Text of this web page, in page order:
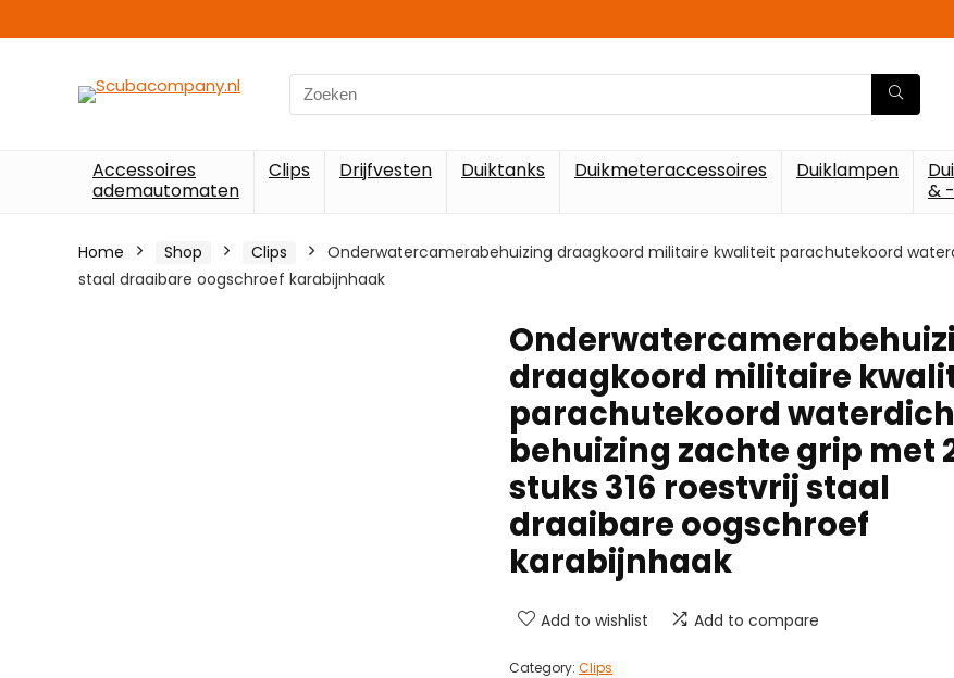
Search
for:
Accessoires
ademautomaten
Clips Drijfvesten Duiktanks Duikmeteraccessoires Duiklampen
&
Home Shop Clips
Onderwatercamerabehuizing draagkoord militaire kwaliteit parachutekoord
staal draaibare oogschroef karabijnhaak
draagkoord militaire
parachutekoord
behuizing zachte grip met
stuks 316 roestvrij staal
draaibare oogschroef
karabijnhaak
Add to wishlist Add to compare
Category: Clips